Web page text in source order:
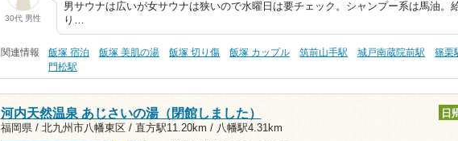
30代 男性
男サウナは広いが女サウナは狭いので水曜日は要チェック。シャンプー系は馬油。
り…
関連情報 飯塚 宿泊 飯塚 美肌の湯 飯塚 切り傷 飯塚 カップル 筑前山手駅 城戸南蔵院前駅
篠栗
門松駅
河内天然温泉 あじさいの湯（閉館しました）
福岡県 / 北九州市八幡東区 / 直方駅11.20km / 八幡駅4.31km
日